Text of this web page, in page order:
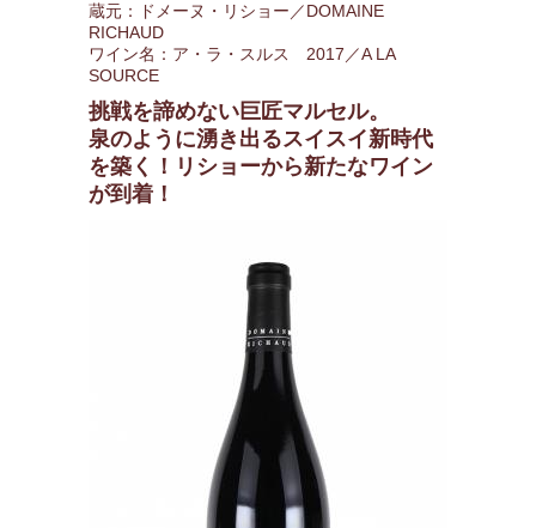
蔵元：ドメーヌ・リショー／DOMAINE
RICHAUD
ワイン名：ア・ラ・スルス 2017／A LA
SOURCE
挑戦を諦めない巨匠マルセル。
泉のように湧き出るスイスイ新時代
を築く！リショーから新たなワイン
が到着！